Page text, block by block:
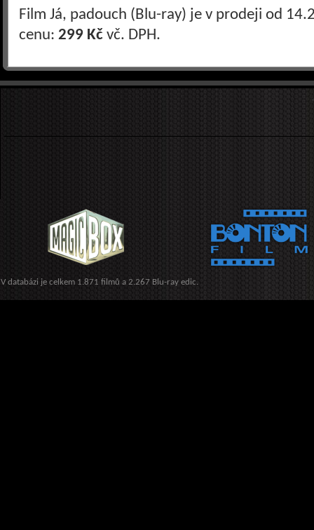
Film Já, padouch (Blu-ray) je v prodeji od
cenu: 299 Kč vč. DPH.
V databázi je celkem 1.871 filmů a 2.267 Blu-ray edic.